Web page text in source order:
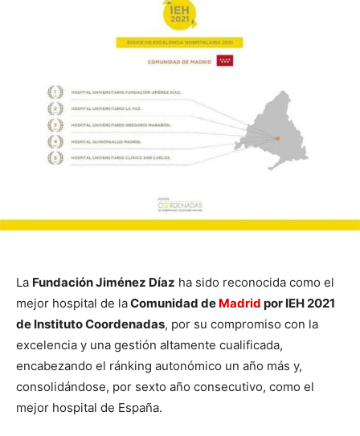
La Fundación Jiménez Díaz ha sido reconocida como el
mejor hospital de laComunidad de Madrid por IEH 2021
de Instituto Coordenadas, por su compromiso con la
excelencia y una gestión altamente cualificada,
encabezando el ránking autonómico un año más y,
consolidándose, por sexto año consecutivo, como el
mejor hospital de España.